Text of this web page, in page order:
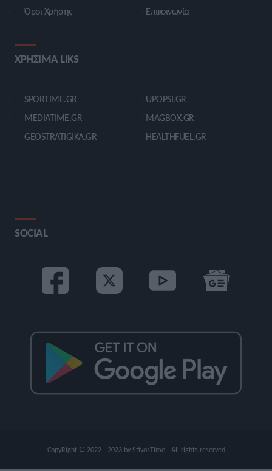
Όροι Χρήσης
Επικοινωνία
ΧΡΗΣΙΜΑ LIKS
SPORTIME.GR
MEDIATIME.GR
GEOSTRATIGIKA.GR
UPOPSI.GR
MAGBOX.GR
HEALTHFUEL.GR
SOCIAL
CopyRight © 2022 - 2023 by StivosTime - All rights reserved